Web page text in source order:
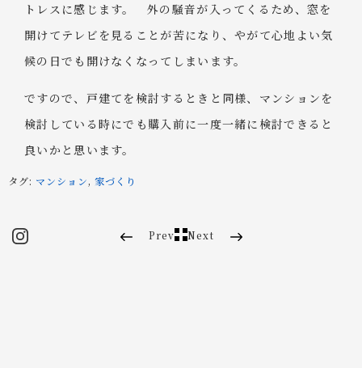
トレスに感じます。 外の騒音が入ってくるため、窓を
開けてテレビを見ることが苦になり、やがて心地よい気
候の日でも開けなくなってしまいます。
ですので、戸建てを検討するときと同様、マンションを
検討している時にでも購入前に一度一緒に検討できると
良いかと思います。
タグ: マンション, 家づくり
Prev Next